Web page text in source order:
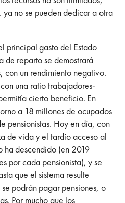
no se pueden dedicar a otra
principal gasto del Estado
de reparto se demostrará
con un rendimiento negativo.
una ratio trabajadores-
cierto beneficio. En
a 18 millones de ocupados
pensionistas. Hoy en día, con
de vida y el tardío acceso al
ha descendido (en 2019
por cada pensionista), y se
que el sistema resulte
podrán pagar pensiones, o
Por mucho que los